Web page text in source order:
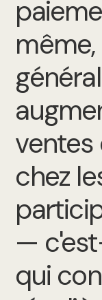
ventes
chez
—
qui